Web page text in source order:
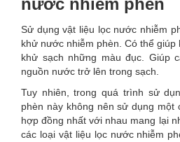
nước nhiễm phèn
Sử dụng vật liệu lọc nước nhiễm
khử nước nhiễm phèn. Có thể giúp
khử sạch những màu đục. Giúp
nguồn nước trở lên trong sạch.
Tuy nhiên, trong quá trình sử
phèn này không nên sử dụng một
hợp đồng nhất với nhau mang lại
các loại vật liệu lọc nước nhiễm